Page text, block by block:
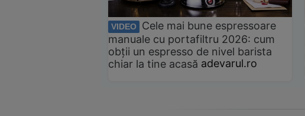
VIDEO
Cele mai bune espressoare
manuale cu portafiltru 2026: cum
obții un espresso de nivel barista
chiar la tine acasă adevarul.ro